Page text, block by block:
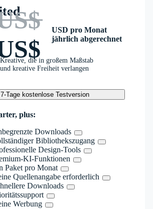
USD pro Monat
jährlich abgerechnet
die in großem Maßstab
kreative Freiheit verlangen
7-Tage kostenlose Testversion
plus:
Downloads
Bibliothekszugang
Design-Tools
KI-Funktionen
Paket pro Monat
Quellenangabe erforderlich
Downloads
Werbung